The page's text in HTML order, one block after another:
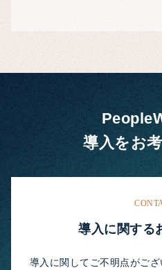
導入をお
導入に関する
導入に関してご不明点がご